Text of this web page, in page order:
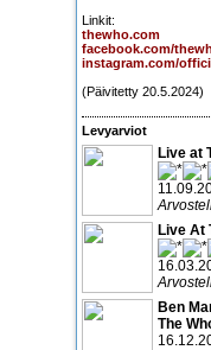
Linkit:
thewho.com
facebook.com/
instagram.com/
(Päivitetty 20.5.2024)
Levyarviot
Live at
Live At
Ben
The